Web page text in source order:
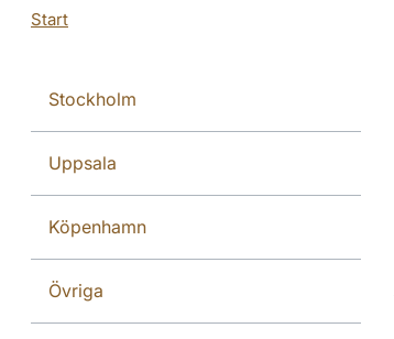
Start
Stockholm
Uppsala
Köpenhamn
Övriga